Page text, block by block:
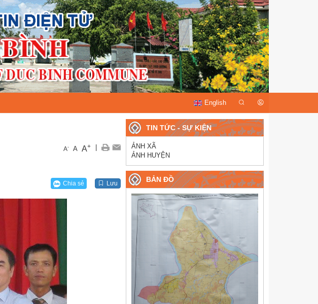
English
A- A A+
Chia sẻ Lưu
TIN TỨC - SỰ KIỆN
ẢNH XÃ
ẢNH HUYỆN
BẢN ĐỒ